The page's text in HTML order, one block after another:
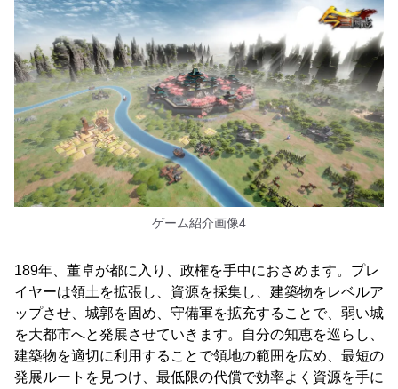
ゲーム紹介画像4
189年、董卓が都に入り、政権を手中におさめます。プレ
イヤーは領土を拡張し、資源を採集し、建築物をレベルア
ップさせ、城郭を固め、守備軍を拡充することで、弱い城
を大都市へと発展させていきます。自分の知恵を巡らし、
建築物を適切に利用することで領地の範囲を広め、最短の
発展ルートを見つけ、最低限の代償で効率よく資源を手に